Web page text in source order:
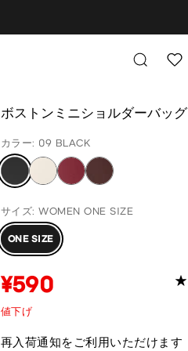
ボストンミニショルダーバッグ
カラー: 09 BLACK
サイズ: WOMEN ONE SIZE
ONE SIZE
¥590
値下げ
再入荷通知をご利用いただけます